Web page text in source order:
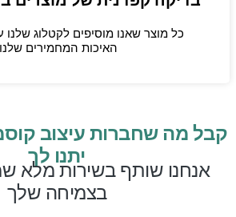
כל מוצר שאנו מוסיפים לקטלוג
האיכות המחמירים
קבל מה שחברות עיצוב
יתנו לך
בצמיחה שלך